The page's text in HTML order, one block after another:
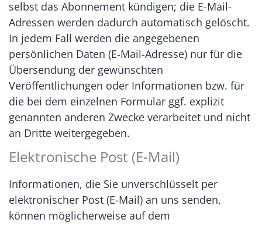
selbst das Abonnement kündigen; die E-Mail-
Adressen werden dadurch automatisch gelöscht.
In jedem Fall werden die angegebenen
persönlichen Daten (E-Mail-Adresse) nur für die
Übersendung der gewünschten
Veröffentlichungen oder Informationen bzw. für
die bei dem einzelnen Formular ggf. explizit
genannten anderen Zwecke verarbeitet und nicht
an Dritte weitergegeben.
Elektronische Post (E-Mail)
Informationen, die Sie unverschlüsselt per
elektronischer Post (E-Mail) an uns senden,
können möglicherweise auf dem